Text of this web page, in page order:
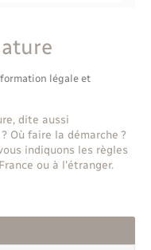
légale et
dite aussi
Où faire la démarche ?
indiquons les règles
ou à l'étranger.